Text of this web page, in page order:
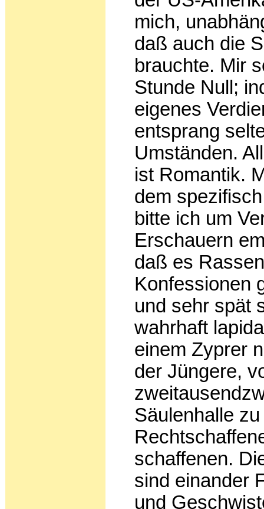
mich,
daß auch die
brauchte. Mir
Stunde Null;
eigenes
entsprang
Umständen.
ist Romantik.
dem
bitte ich um
Erschauern
daß es
Konfessionen
und sehr spät
wahrhaft
einem Zyprer
der Jüngere,
Säulenhalle
schaffenen.
sind einander
und